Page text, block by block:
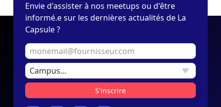
Envie d'assister à nos meetups ou d'être
informé.e sur les dernières actualités de La
Capsule ?